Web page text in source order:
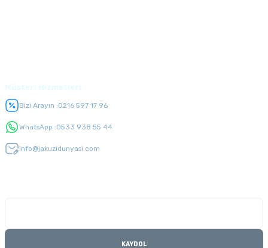
Bizi Arayın :0216 597 17 96
WhatsApp :0533 938 55 44
info@jakuzidunyasi.com
KAYDOL